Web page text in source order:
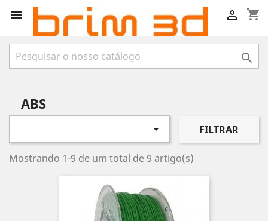
 shopping_cart


ABS
 FILTRAR
Mostrando 1-9 de um total de 9 artigo(s)